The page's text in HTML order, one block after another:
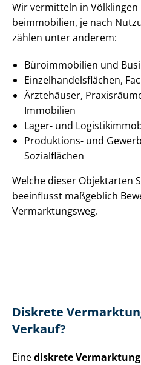
Wir vermitteln in
be­im­mo­bi­li­en, je nach
zählen unter anderem:
Büroimmobilien und
Ein­zel­han­dels­flä­chen,
Ärztehäuser,
Immobilien
Lager- und
Produktions- und
Sozialflächen
Welche dieser Objektarten
beeinflusst maßgeblich
Vermarktungsweg.
Diskrete
Verkauf?
Einediskrete